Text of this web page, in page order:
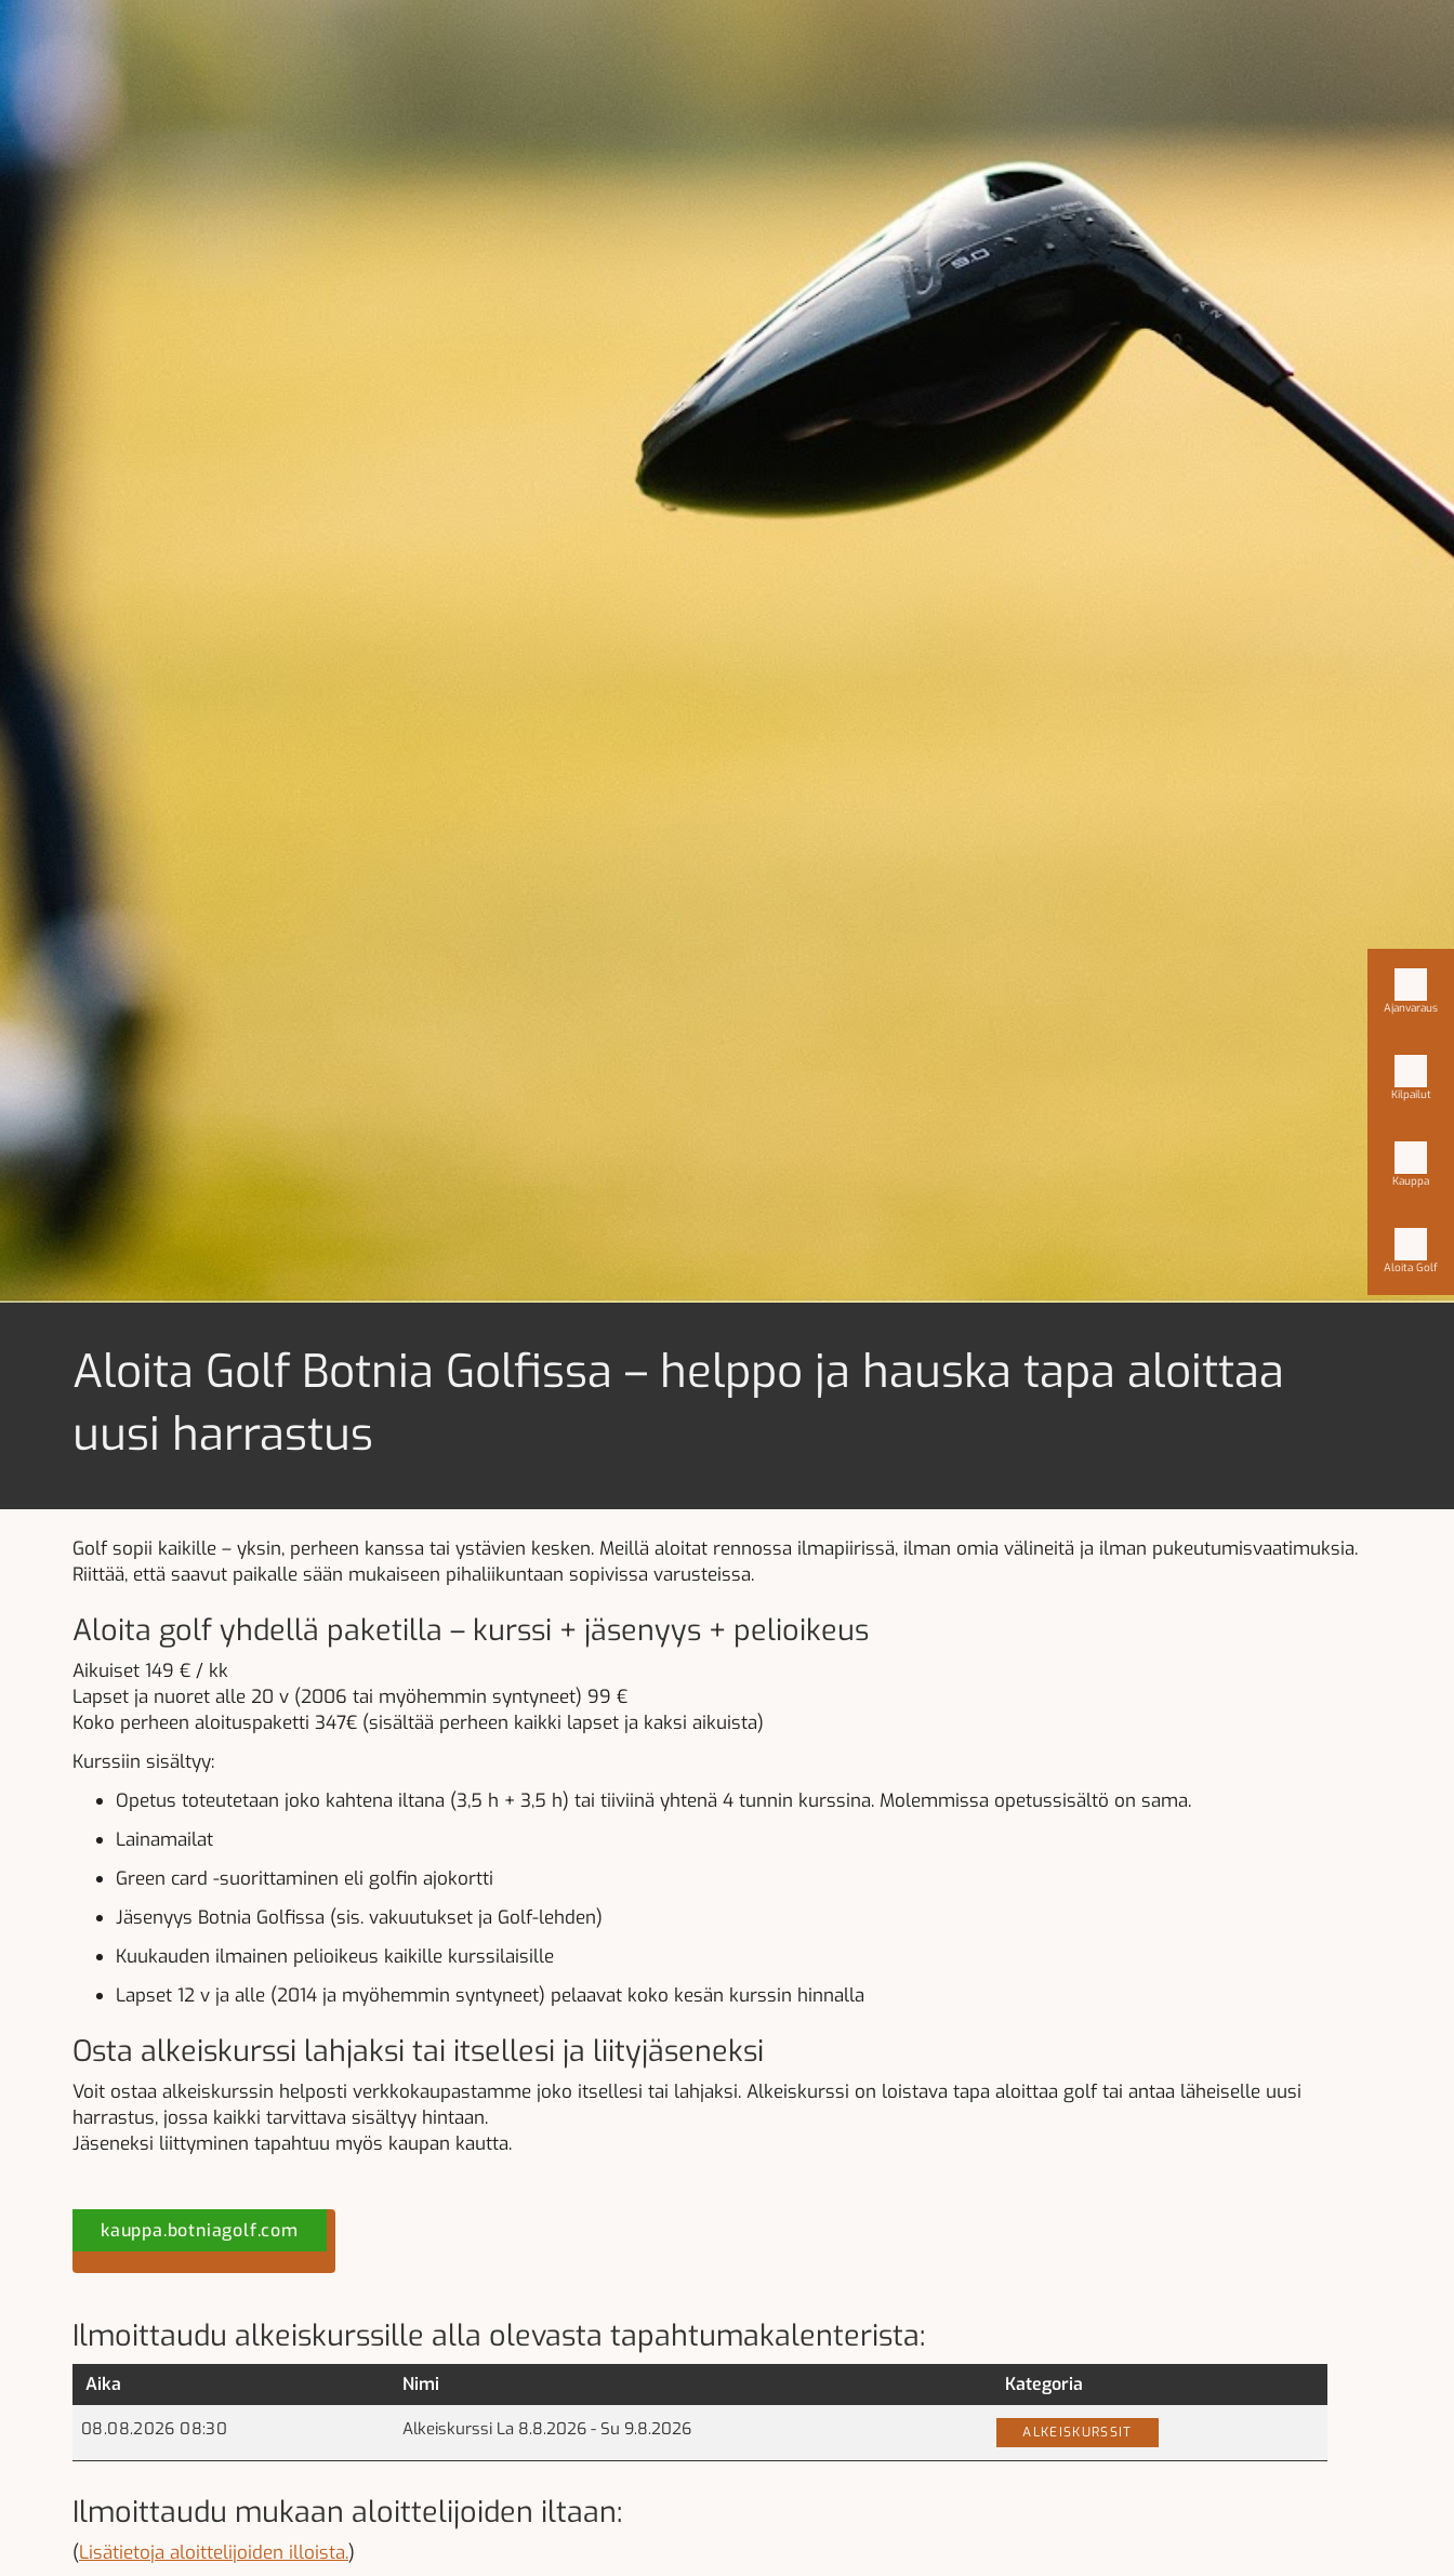
Ajanvaraus
Kilpailut
Kauppa
Aloita Golf
Aloita Golf Botnia Golfissa – helppo ja hauska tapa aloittaa
uusi harrastus
Golf sopii kaikille – yksin, perheen kanssa tai ystävien kesken. Meillä aloitat rennossa ilmapiirissä, ilman omia välineitä ja ilman pukeutumisvaatimuksia.
Riittää, että saavut paikalle sään mukaiseen pihaliikuntaan sopivissa varusteissa.
Aloita golf yhdellä paketilla – kurssi + jäsenyys + pelioikeus
Aikuiset 149 € / kk
Lapset ja nuoret alle 20 v (2006 tai myöhemmin syntyneet) 99 €
​​​​​​​Koko perheen aloituspaketti 347€ (sisältää perheen kaikki lapset ja kaksi aikuista)
Kurssiin sisältyy:
Opetus toteutetaan joko kahtena iltana (3,5 h + 3,5 h) tai tiiviinä yhtenä 4 tunnin kurssina. Molemmissa opetussisältö on sama.
Lainamailat
Green card -suorittaminen eli golfin ajokortti
Jäsenyys Botnia Golfissa (sis. vakuutukset ja Golf-lehden)
Kuukauden ilmainen pelioikeus kaikille kurssilaisille
Lapset 12 v ja alle (2014 ja myöhemmin syntyneet) pelaavat koko kesän kurssin hinnalla
Osta alkeiskurssi lahjaksi tai itsellesi ja liityjäseneksi
Voit ostaa alkeiskurssin helposti verkkokaupastamme joko itsellesi tai lahjaksi. Alkeiskurssi on loistava tapa aloittaa golf tai antaa läheiselle uusi
harrastus, jossa kaikki tarvittava sisältyy hintaan.
​​​​​​​Jäseneksi liittyminen tapahtuu myös kaupan kautta.
kauppa.botniagolf.com
Ilmoittaudu alkeiskurssille alla olevasta tapahtumakalenterista:
Aika Nimi Kategoria
08.08.2026 08:30 Alkeiskurssi La 8.8.2026 - Su 9.8.2026 ALKEISKURSSIT
Ilmoittaudu mukaan aloittelijoiden iltaan:
(Lisätietoja aloittelijoiden illoista.)